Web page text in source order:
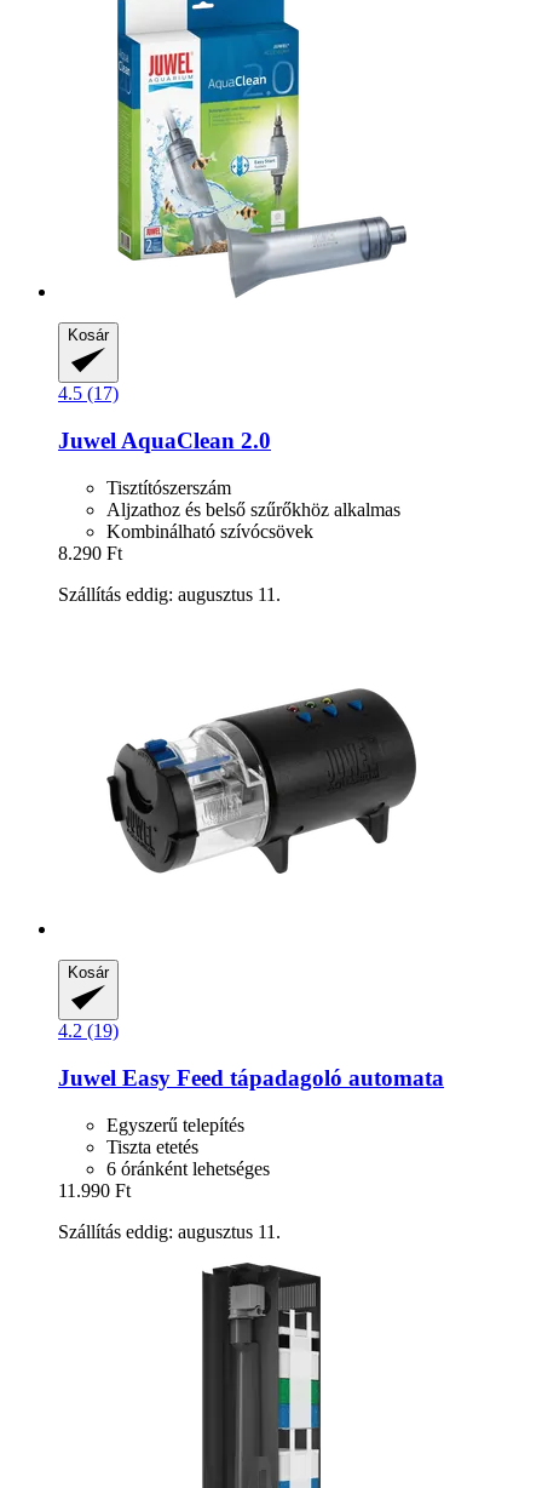
Kosár
4.5 (17)
Juwel AquaClean 2.0
Tisztítószerszám
Aljzathoz és belső szűrőkhöz alkalmas
Kombinálható szívócsövek
8.290 Ft
Szállítás eddig: augusztus 11.
Kosár
4.2 (19)
Juwel Easy Feed tápadagoló automata
Egyszerű telepítés
Tiszta etetés
6 óránként lehetséges
11.990 Ft
Szállítás eddig: augusztus 11.